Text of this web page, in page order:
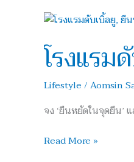
โรงแรม
Lifestyle/Aomsin
จง ‘ยืนหยัดในจุดยืน’
โรงแรม
ยู
ตอกย้ำ
‘ยืน
ใน
จุดยืน’
Read More »